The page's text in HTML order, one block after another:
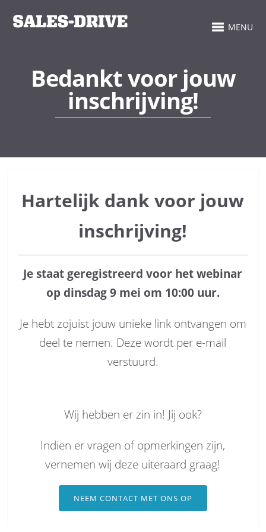
MENU
Bedankt voor jouw
inschrijving!
Hartelijk dank voor jouw
inschrijving!
Je staat geregistreerd voor het webinar
op dinsdag 9 mei om 10:00 uur.
Je hebt zojuist jouw unieke link ontvangen om
deel te nemen. Deze wordt per e-mail
verstuurd.
Wij hebben er zin in! Jij ook?
Indien er vragen of opmerkingen zijn,
vernemen wij deze uiteraard graag!
NEEM CONTACT MET ONS OP